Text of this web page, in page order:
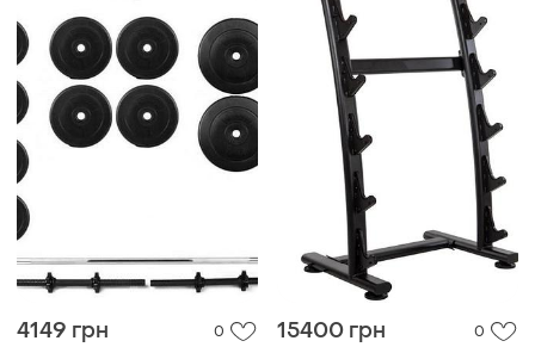
4149 грн 0 15400 грн 0